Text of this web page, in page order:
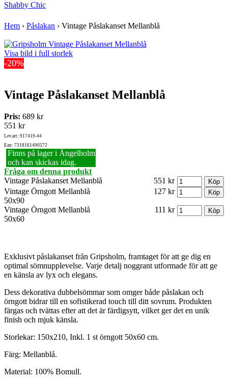
Shabby Chic
Hem › Påslakan › Vintage Påslakanset Mellanblå
Visa bild i full storlek
-20%
Vintage Påslakanset Mellanblå
Pris: 689 kr
551 kr
Lev.art: 917419-44
Ean: 7318161490572
Finns på lager i Ängelholm
och kan skickas idag.
Fråga om denna produkt
Vintage Påslakanset Mellanblå
551 kr
Vintage Örngott Mellanblå
50x90
127 kr
Vintage Örngott Mellanblå
50x60
111 kr
Exklusivt påslakanset från Gripsholm, framtaget för att ge dig en
optimal sömnupplevelse. Varje detalj noggrant utformade för att ge
en känsla av lyx och elegans.
Dess dekorativa dubbelsömmar som omger både påslakan och
örngott bidrar till en sofistikerad touch till ditt sovrum. Produkten
färgas och tvättas efter att det är färdigsytt, vilket ger det en unik
finish och mjuk känsla.
Storlekar: 150x210, Inkl. 1 st örngott 50x60 cm.
Färg: Mellanblå.
Material: 100% Bomull.